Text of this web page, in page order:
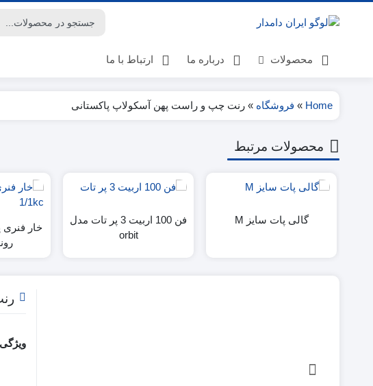
محصولات
لوازم گاوداری
لوازم دامپزشکی
کتاب
درباره ما ارتباط با ما
Home
» فروشگاه » رنت چپ و راست پهن آسکولاپ پاکستانی
محصولات مرتبط
گالی پات سایز M
فن 100 اربیت 3 پر تات مدل
orbit